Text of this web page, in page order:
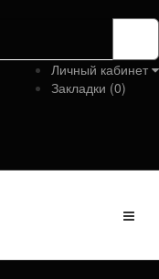
Личный кабинет
Закладки (0)